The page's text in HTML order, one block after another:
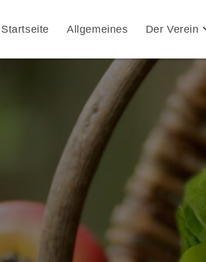
Startseite Allgemeines Der Verein
Blog